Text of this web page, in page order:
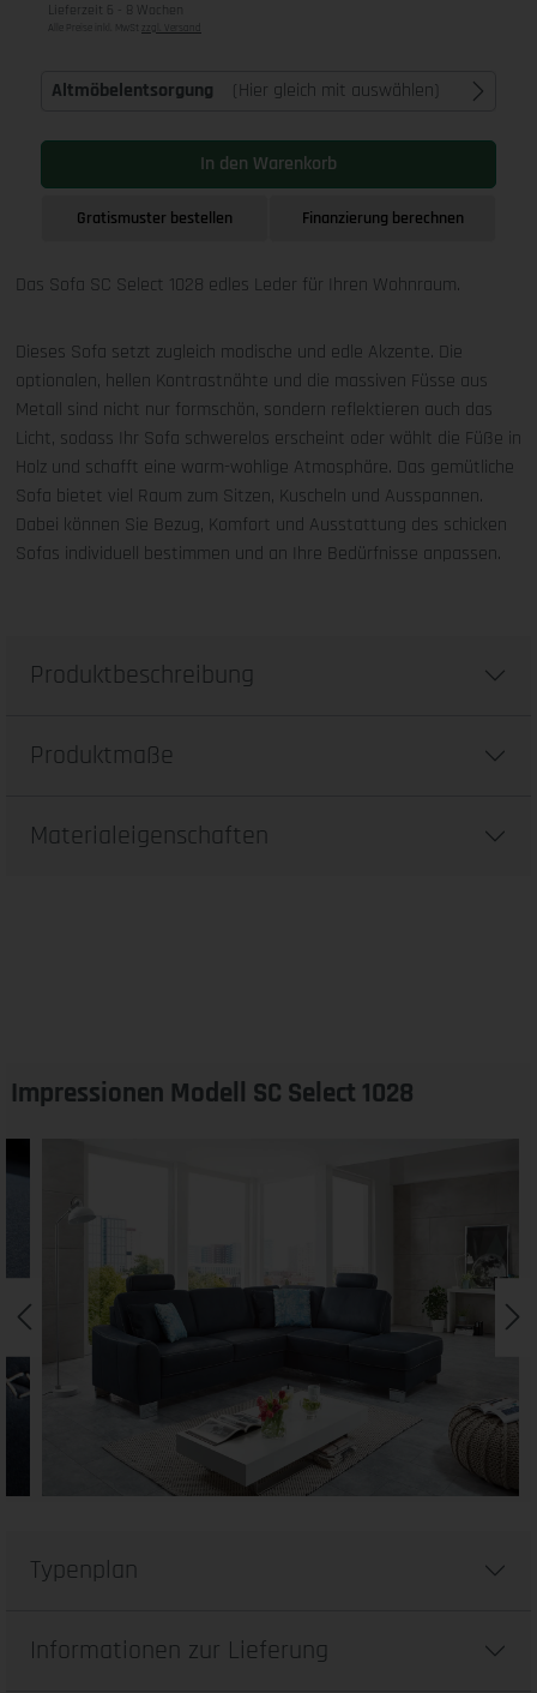
Lieferzeit 6 - 8 Wochen
Alle Preise inkl. MwSt zzgl. Versand
Altmöbelentsorgung (Hier gleich mit auswählen)
In den Warenkorb
Gratismuster bestellen Finanzierung berechnen
Das Sofa SC Select 1028 edles Leder für Ihren Wohnraum.
Dieses Sofa setzt zugleich modische und edle Akzente. Die
optionalen, hellen Kontrastnähte und die massiven Füsse aus
Metall sind nicht nur formschön, sondern reflektieren auch das
Licht, sodass Ihr Sofa schwerelos erscheint oder wählt die Füße in
Holz und schafft eine warm-wohlige Atmosphäre. Das gemütliche
Sofa bietet viel Raum zum Sitzen, Kuscheln und Ausspannen.
Dabei können Sie Bezug, Komfort und Ausstattung des schicken
Sofas individuell bestimmen und an Ihre Bedürfnisse anpassen.
Produktbeschreibung
Produktmaße
Materialeigenschaften
Impressionen Modell SC Select 1028
Typenplan
Informationen zur Lieferung